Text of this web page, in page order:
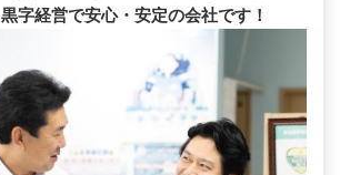
字経営で安心・安定の会社です！